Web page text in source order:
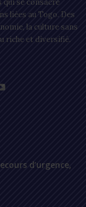
liées au Togo. Des
la culture sans
riche et diversifié.
d’urgence,